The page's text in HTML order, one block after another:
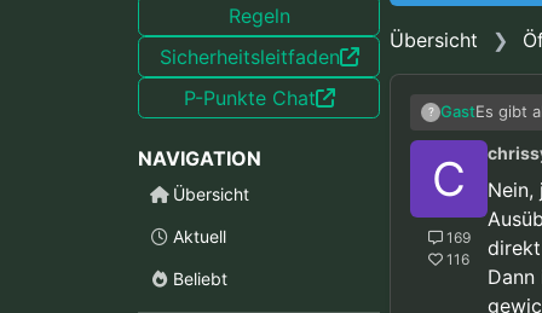
Regeln
Sicherheitsleitfaden
P-Punkte Chat
NAVIGATION
Übersicht
Aktuell
Beliebt
Übersicht
? GastEs gibt
Gast
in
Es
nicht
C
169
116
Nein,